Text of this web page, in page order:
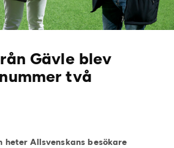
Gävle blev
två
heter Allsvenskans besökare